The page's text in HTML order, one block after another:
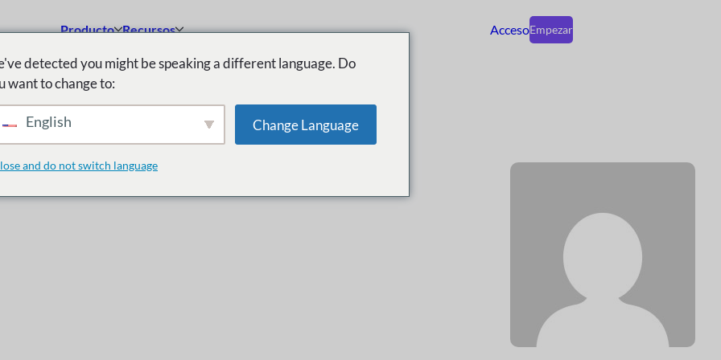
Producto Recursos AccesoEmpezar
detected you might be speaking a different language. Do
want to change to:
English Change Language
and do not switch language